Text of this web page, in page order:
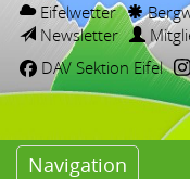
Eifelwetter
Newsletter
DAV Sektion Eifel
Navigation